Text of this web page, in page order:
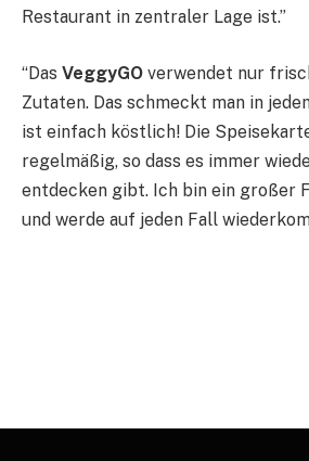
Restaurant in zentraler Lage ist.”
“Das VeggyGO verwendet nur
Zutaten. Das schmeckt man in
ist einfach köstlich! Die
regelmäßig, so dass es immer
entdecken gibt. Ich bin ein großer
und werde auf jeden Fall